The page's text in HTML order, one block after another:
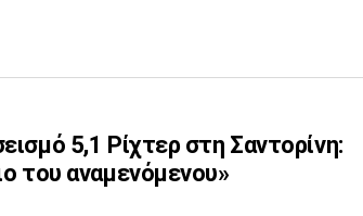
5,1 Ρίχτερ στη Σαντορίνη:
του αναμενόμενου»